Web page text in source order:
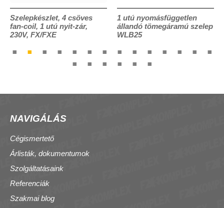
Szelepkészlet, 4 csöves
fan-coil, 1 utú nyit-zár,
230V, FX/FXE
1 utú nyomásfüggetlen
állandó tömegáramú szelep
WLB25
NAVIGÁLÁS
Cégismertető
Árlisták, dokumentumok
Szolgáltatásaink
Referenciák
Szakmai blog